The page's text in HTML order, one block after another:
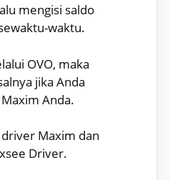
mengisi saldo
waktu.
OVO, maka
jika Anda
Anda.
Maxim dan
Driver.